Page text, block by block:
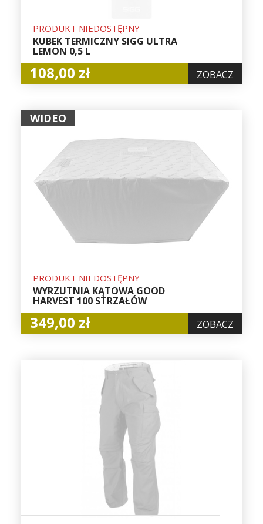
PRODUKT NIEDOSTĘPNY
KUBEK TERMICZNY SIGG ULTRA
LEMON 0,5 L
108,00 zł ZOBACZ
WIDEO
PRODUKT NIEDOSTĘPNY
WYRZUTNIA KĄTOWA GOOD
HARVEST 100 STRZAŁÓW
349,00 zł ZOBACZ